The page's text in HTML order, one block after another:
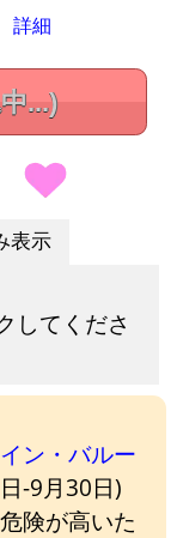
詳細
...)
表示
してくださ
ン・バルー
-9月30日)
険が高いた